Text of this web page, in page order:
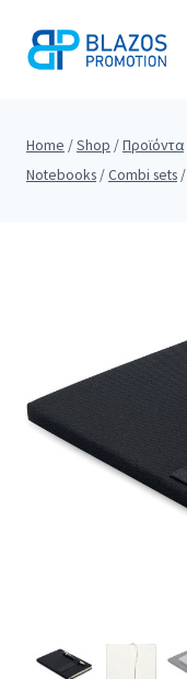
Home /Shop /Προϊόντα
Notebooks /Combi sets /